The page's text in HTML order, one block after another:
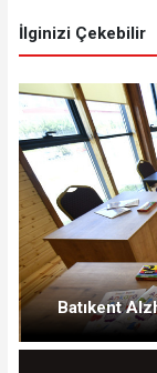
İlginizi Çekebilir
Batıkent